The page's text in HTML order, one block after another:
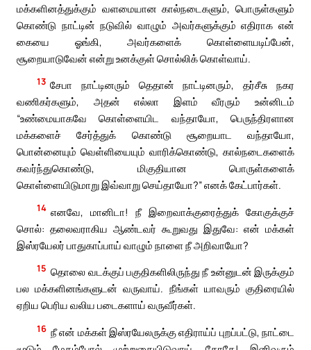
மக்களினத்துக்கும் வளமையான கால்நடைகளும், பொருள்களும்
கொண்டு நாட்டின் நடுவில் வாழும் அவர்களுக்கும் எதிராக என்
கையை ஓங்கி, அவர்களைக் கொள்ளையடிப்பேன்,
சூறையாடுவேன் என்று உனக்குள் சொல்லிக் கொள்வாய்.
13 சேபா நாட்டினரும் தெதான் நாட்டினரும், தர்சீசு நகர
வணிகர்களும், அதன் எல்லா இளம் வீரரும் உன்னிடம்
“உண்மையாகவே கொள்ளையிட வந்தாயோ, பெருந்திரளான
மக்களைச் சேர்த்துக் கொண்டு சூறையாட வந்தாயோ,
பொன்னையும் வெள்ளியையும் வாரிக்கொண்டு, கால்நடைகளைக்
கவர்ந்துகொண்டு, மிகுதியான பொருள்களைக்
கொள்ளையிடுமாறு இவ்வாறு செய்தாயோ?” எனக் கேட்பார்கள்.
14 எனவே, மானிடா! நீ இறைவாக்குரைத்துக் கோகுக்குச்
சொல்: தலைவராகிய ஆண்டவர் கூறுவது இதுவே: என் மக்கள்
இஸ்ரயேலர் பாதுகாப்பாய் வாழும் நாளை நீ அறிவாயோ?
15 தொலை வடக்குப் பகுதிகளிலிருந்து நீ உன்னுடன் இருக்கும்
பல மக்களினங்களுடன் வருவாய். நீங்கள் யாவரும் குதிரையில்
ஏறிய பெரிய வலிய படைகளாய் வருவீர்கள்.
16 நீ என் மக்கள் இஸ்ரயேலருக்கு எதிராய்ப் புறப்பட்டு, நாட்டை